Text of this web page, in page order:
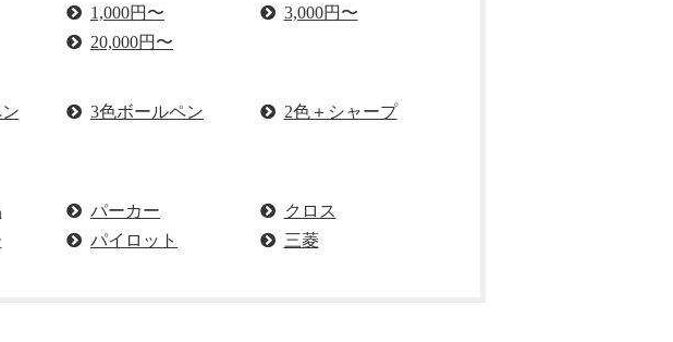
1,000円〜
3,000円〜
20,000円〜
3色ボールペン
2色＋シャープ
パーカー
クロス
パイロット
三菱